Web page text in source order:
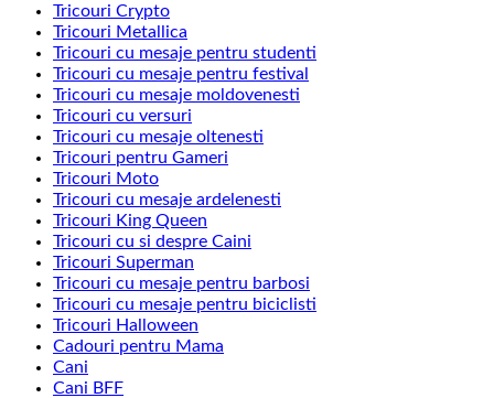
Tricouri Crypto
Tricouri Metallica
Tricouri cu mesaje pentru studenti
Tricouri cu mesaje pentru festival
Tricouri cu mesaje moldovenesti
Tricouri cu versuri
Tricouri cu mesaje oltenesti
Tricouri pentru Gameri
Tricouri Moto
Tricouri cu mesaje ardelenesti
Tricouri King Queen
Tricouri cu si despre Caini
Tricouri Superman
Tricouri cu mesaje pentru barbosi
Tricouri cu mesaje pentru biciclisti
Tricouri Halloween
Cadouri pentru Mama
Cani
Cani BFF